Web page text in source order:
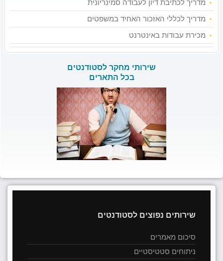
מדריך לכתיבת דיון לעבודה סמינריונית
מדריך לכללי האזכור האחיד במשפטים
מכירת עבודות באינטרנט
שירותי מחקר לסטודנטים
בכל התארים
שירותים נפוצים לסטודנטים
סיכום מאמרים
ניתוחים סטטיסטיים